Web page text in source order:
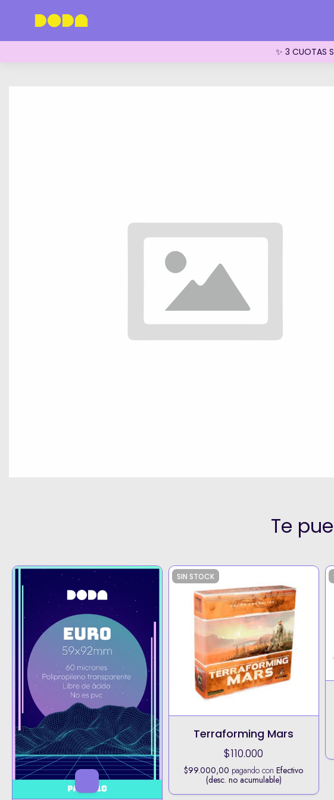
✨ 3 CUOTAS
Te
SIN STOCK
Terraforming Mars
$110.000
$99.000,00 pagando conEfectivo
(desc. no acumulable)